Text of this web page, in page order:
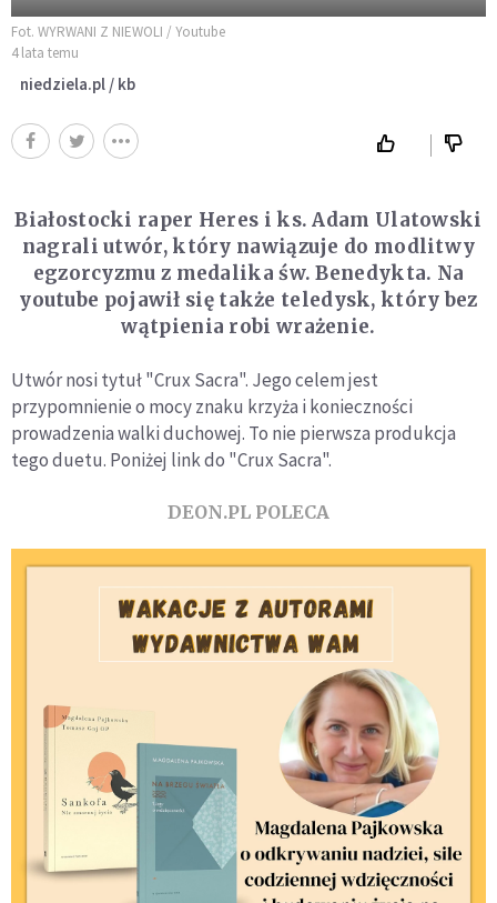
Fot. WYRWANI Z NIEWOLI / Youtube
4 lata temu
niedziela.pl / kb
Białostocki raper Heres i ks. Adam Ulatowski
nagrali utwór, który nawiązuje do modlitwy
egzorcyzmu z medalika św. Benedykta. Na
youtube pojawił się także teledysk, który bez
wątpienia robi wrażenie.
Utwór nosi tytuł "Crux Sacra". Jego celem jest
przypomnienie o mocy znaku krzyża i konieczności
prowadzenia walki duchowej. To nie pierwsza produkcja
tego duetu. Poniżej link do "Crux Sacra".
DEON.PL POLECA